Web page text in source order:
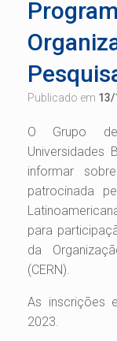
Publicado em 13/
O Grupo de
Universidades
informar
patrocinada
para
da
(CERN).
As inscrições
2023.